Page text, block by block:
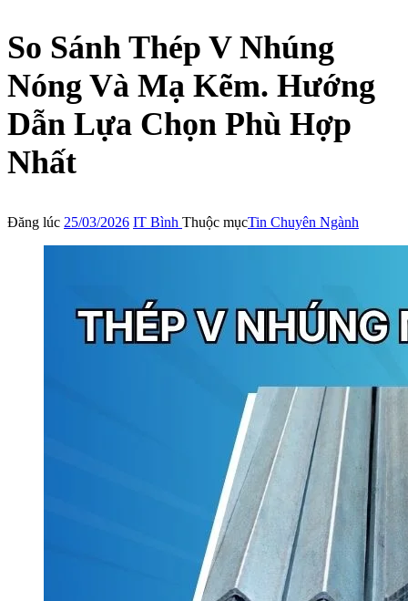
So Sánh Thép V Nhúng
Nóng Và Mạ Kẽm. Hướng
Dẫn Lựa Chọn Phù Hợp
Nhất
Đăng lúc 25/03/2026 IT Bình Thuộc mụcTin Chuyên Ngành